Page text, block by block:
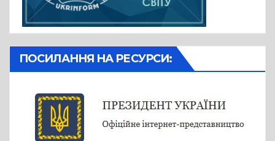
ПОСИЛАННЯ НА РЕСУРСИ: